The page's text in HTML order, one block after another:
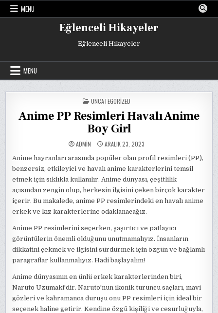
Skip
MENU
Eğlenceli Hikayeler
Eğlenceli Hikayeler
MENU
POSTED
IN
UNCATEGORIZED
Anime PP Resimleri Havalı Anime
Boy Girl
ADMIN ARALIK 23, 2023
Anime hayranları arasında popüler olan profil resimleri (PP),
benzersiz, etkileyici ve havalı anime karakterlerini temsil
etmek için sıklıkla kullanılır. Anime dünyası, çeşitlilik
açısından zengin olup, herkesin ilgisini çeken birçok karakter
içerir. Bu makalede, anime PP resimlerindeki en havalı anime
erkek ve kız karakterlerine odaklanacağız.
Anime PP resimlerini seçerken, şaşırtıcı ve patlayıcı
görüntülerin önemli olduğunu unutmamalıyız. İnsanların
dikkatini çekmek ve ilgisini sürdürmek için özgün ve bağlamlı
paragraflar kullanmalıyız. Hadi başlayalım!
Anime dünyasının en ünlü erkek karakterlerinden biri,
Naruto Uzumaki'dir. Naruto'nun ikonik turuncu saçları, mavi
gözleri ve kahramanca duruşu onu PP resimleri için ideal bir
seçenek haline getirir. Kendine özgü kişiliği ve cesurluğuyla,